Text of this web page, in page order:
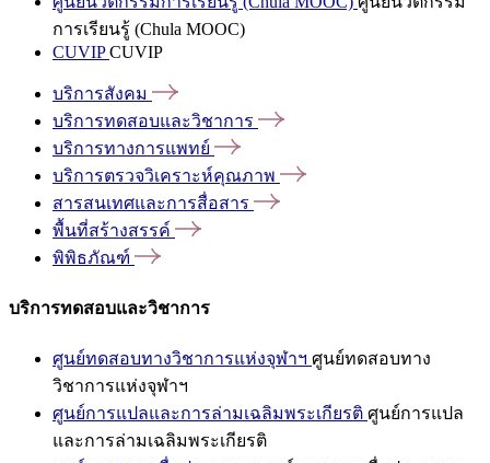
การเรียนรู้ (Chula MOOC)
CUVIPCUVIP
บริการสังคม
บริการทดสอบและวิชาการ
บริการทางการแพทย์
บริการตรวจวิเคราะห์คุณภาพ
สารสนเทศและการสื่อสาร
พื้นที่สร้างสรรค์
พิพิธภัณฑ์
บริการทดสอบและวิชาการ
ศูนย์ทดสอบทางวิชาการแห่งจุฬาฯ ศูนย์ทดสอบทาง
วิชาการแห่งจุฬาฯ
ศูนย์การแปลและการล่ามเฉลิมพระเกียรติ ศูนย์การแปล
และการล่ามเฉลิมพระเกียรติ